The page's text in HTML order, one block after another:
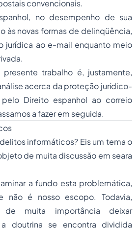
convencionais.
no desempenho de sua
às novas formas de delinqüência,
jurídica ao e-mail enquanto meio
trabalho é, justamente,
acerca da proteção jurídico-
Direito espanhol ao correio
a fazer em seguida.
informáticos? Eis um tema o
de muita discussão em seara
a fundo esta problemática,
não é nosso escopo. Todavia,
de muita importância deixar
doutrina se encontra dividida